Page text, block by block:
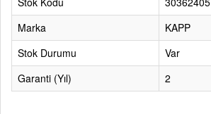
Marka
KAPP
Stok Durumu
Var
Garanti (Yıl)
2